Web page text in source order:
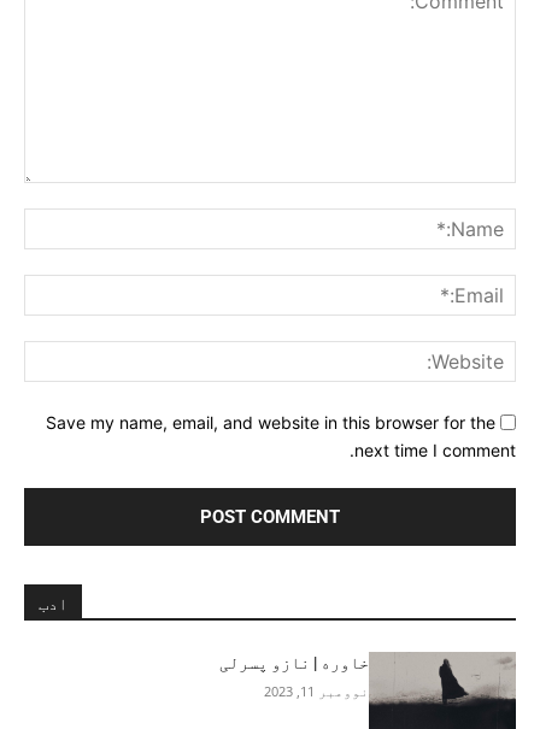
Save my name, email, and website in this browser for the
next time I comment.
ادب
خاوره | نازو پسرلی
نوومبر 11, 2023